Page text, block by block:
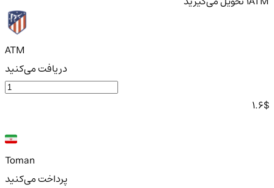
ATM
دریافت می‌کنید
1.6$
Toman
پرداخت می‌کنید